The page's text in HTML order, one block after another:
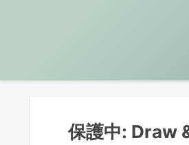
保護中: Draw